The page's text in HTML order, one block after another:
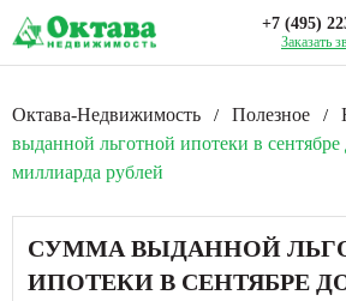
+7 (495)
Заказать
Октава-Недвижимость / Полезное /
выданной льготной ипотеки в сентябре
миллиарда рублей
СУММА ВЫДАННОЙ
ИПОТЕКИ В СЕНТЯБРЕ